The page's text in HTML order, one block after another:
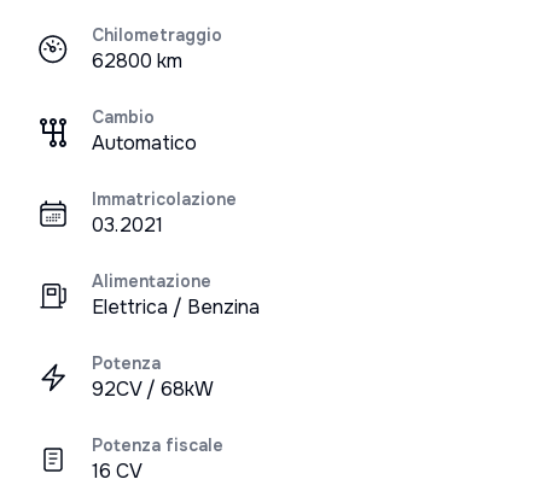
Chilometraggio
62800 km
Cambio
Automatico
Immatricolazione
03.2021
Alimentazione
Elettrica / Benzina
Potenza
92CV / 68kW
Potenza fiscale
16 CV